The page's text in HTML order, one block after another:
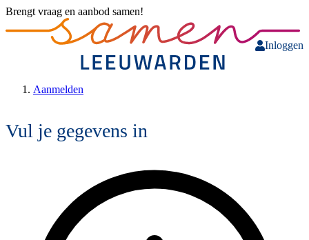
Brengt vraag en aanbod samen!
Inloggen
Aanmelden
Vul je gegevens in